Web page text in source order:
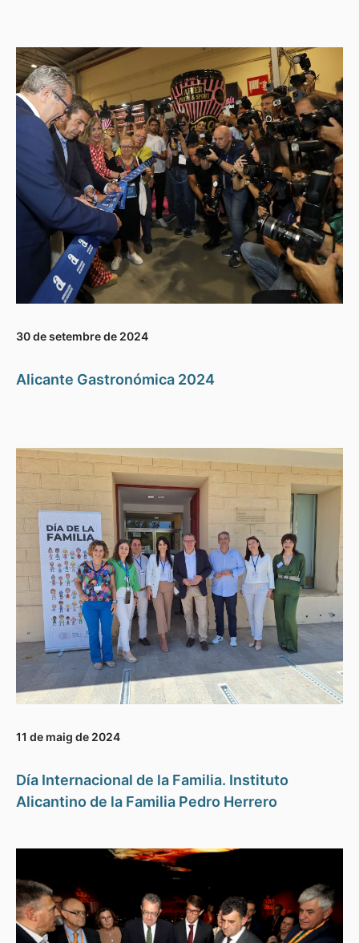
30 de setembre de 2024
Alicante Gastronómica 2024
11 de maig de 2024
Día Internacional de la Familia. Instituto
Alicantino de la Familia Pedro Herrero